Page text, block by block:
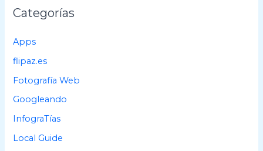
r
p
Categorías
Apps
flipaz.es
Fotografía Web
Googleando
InfograTías
Local Guide